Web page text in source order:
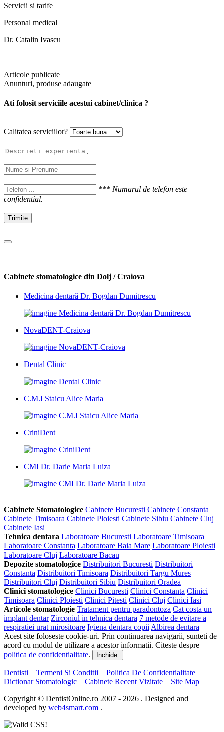
Servicii si tarife
Personal medical
Dr. Catalin Ivascu
Articole publicate
Anunturi, produse adaugate
Ati folosit serviciile acestui cabinet/clinica ?
Calitatea serviciilor?
*** Numarul de telefon este
confidential.
Trimite
Cabinete stomatologice din Dolj / Craiova
Medicina dentară Dr. Bogdan Dumitrescu
NovaDENT-Craiova
Dental Clinic
C.M.I Staicu Alice Maria
CriniDent
CMI Dr. Darie Maria Luiza
Cabinete Stomatologice Cabinete Bucuresti Cabinete Constanta
Cabinete Timisoara Cabinete Ploiesti Cabinete Sibiu Cabinete Cluj
Cabinete Iasi
Tehnica dentara Laboratoare Bucuresti Laboratoare Timisoara
Laboratoare Constanta Laboratoare Baia Mare Laboratoare Ploiesti
Laboratoare Cluj Laboratoare Bacau
Depozite stomatologice Distribuitori Bucuresti Distribuitori
Constanta Distribuitori Timisoara Distribuitori Targu Mures
Distribuitori Cluj Distribuitori Sibiu Distribuitori Oradea
Clinici stomatologice Clinici Bucuresti Clinici Constanta Clinici
Timisoara Clinici Ploiesti Clinici Pitesti Clinici Cluj Clinici Iasi
Articole stomatologie Tratament pentru paradontoza Cat costa un
implant dentar Zirconiul in tehnica dentara 7 metode de evitare a
respiratiei urat mirositoare Igiena dentara copii Albirea dentara
Acest site foloseste cookie-uri. Prin continuarea navigarii, sunteti de
acord cu modul de utilizare a acestor informatii. Citeste despre
politica de confidentialitate. Inchide
Dentisti Termeni Si Conditii
Politica De Confidentialitate
Dictionar Stomatologic
Cabinete Recent Vizitate
Site Map
Copyright © DentistOnline.ro 2007 - 2026 . Designed and
developed by web4smart.com .